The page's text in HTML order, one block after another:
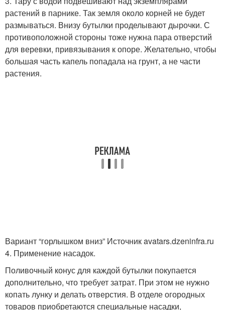
растений в парнике. Так земля около корней не будет
размываться. Внизу бутылки проделывают дырочки. С
противоположной стороны тоже нужна пара отверстий
для веревки, привязывания к опоре. Желательно, чтобы
большая часть капель попадала на грунт, а не части
растения.
Вариант “горлышком вниз” Источник avatars.dzeninfra.ru
4. Применение насадок.
Поливочный конус для каждой бутылки покупается
дополнительно, что требует затрат. При этом не нужно
копать лунку и делать отверстия. В отделе огородных
товаров приобретаются специальные насадки,